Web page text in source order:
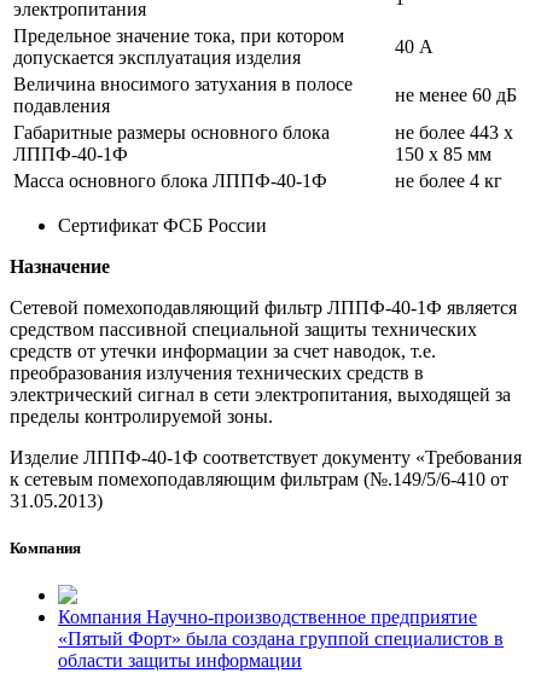
электропитания
Предельное значение тока, при котором
допускается эксплуатация изделия
40 А
Величина вносимого затухания в полосе
подавления
не менее 60 дБ
Габаритные размеры основного блока
ЛППФ-40-1Ф
не более 443 х
150 х 85 мм
Масса основного блока ЛППФ-40-1Ф
не более 4 кг
Сертификат ФСБ России
Назначение
Сетевой помехоподавляющий фильтр ЛППФ-40-1Ф является
средством пассивной специальной защиты технических
средств от утечки информации за счет наводок, т.е.
преобразования излучения технических средств в
электрический сигнал в сети электропитания, выходящей за
пределы контролируемой зоны.
Изделие ЛППФ-40-1Ф соответствует документу «Требования
к сетевым помехоподавляющим фильтрам (№.149/5/6-410 от
31.05.2013)
Компания
Компания Научно-производственное предприятие
«Пятый Форт» была создана группой специалистов в
области защиты информации